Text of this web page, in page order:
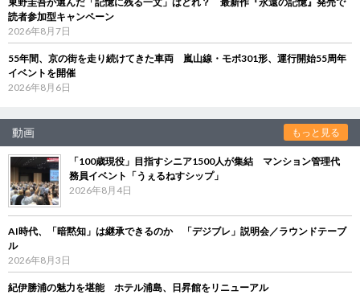
読者参加型キャンペーン
2026年8月7日
55年間、京の街を走り続けてきた車両 嵐山線・モボ301形、運行開始55周年
イベントを開催
2026年8月6日
動画 もっと見る
「100歳現役」目指すシニア1500人が集結 マンション管理代
務員イベント「うぇるねすシップ」
2026年8月4日
AI時代、「暗黙知」は継承できるのか 「デジブレ」説明会／ラウンドテーブ
ル
2026年8月3日
紀伊勝浦の魅力を堪能 ホテル浦島、日昇館をリニューアル